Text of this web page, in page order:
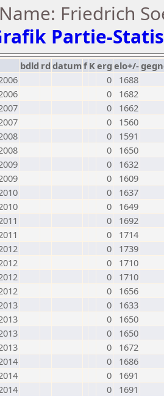
Friedrich
Partie-
bdld rd datumf Kerg elo+/-
0
1688
0
1682
0
1662
0
1560
0
1591
0
1650
0
1632
0
1609
0
1637
0
1649
0
1692
0
1714
0
1739
0
1710
0
1710
0
1656
0
1633
0
1650
0
1650
0
1672
0
1686
0
1691
0
1691